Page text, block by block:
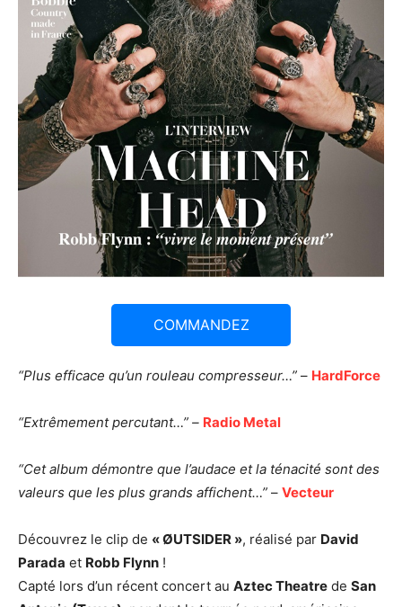
COMMANDEZ
“Plus efficace qu’un rouleau compresseur…” – HardForce
“Extrêmement percutant…” – Radio Metal
“Cet album démontre que l’audace et la ténacité sont des
valeurs que les plus grands affichent…” – Vecteur
Découvrez le clip de « ØUTSIDER », réalisé par David
Parada et Robb Flynn !
Capté lors d’un récent concert au Aztec Theatre de San